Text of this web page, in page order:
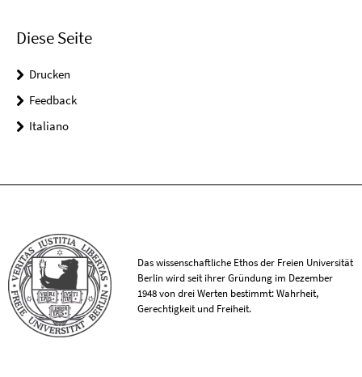
Diese Seite
Drucken
Feedback
Italiano
Das wissenschaftliche Ethos der Freien Universität
Berlin wird seit ihrer Gründung im Dezember
1948 von drei Werten bestimmt: Wahrheit,
Gerechtigkeit und Freiheit.